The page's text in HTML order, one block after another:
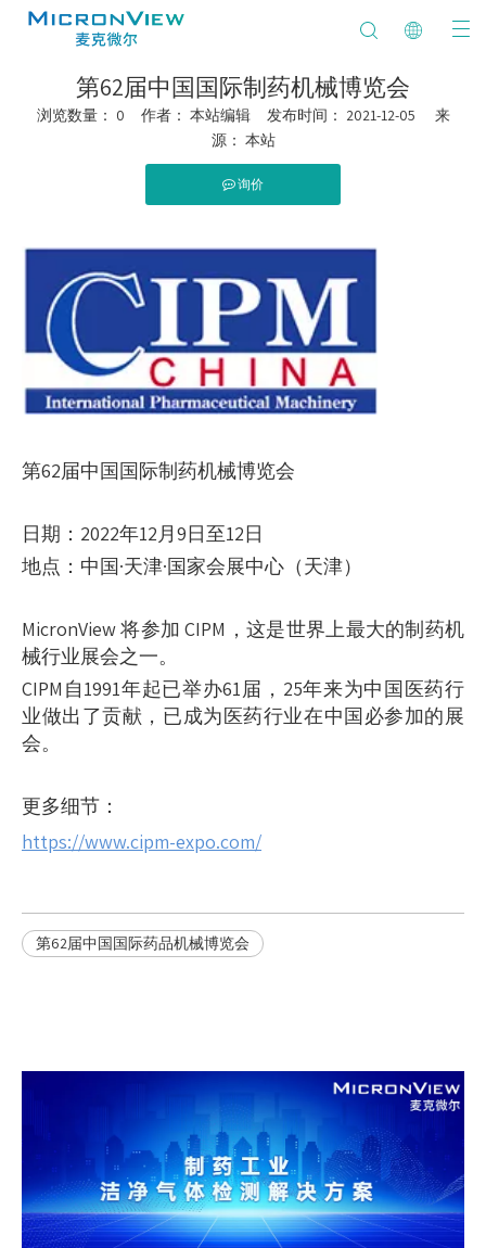
第62届中国国际制药机械博览会
浏览数量： 0 作者： 本站编辑 发布时间： 2021-12-05 来
源： 本站
询价
第62届中国国际制药机械博览会
日期：2022年12月9日至12日
地点：中国·天津·国家会展中心（天津）
MicronView 将参加 CIPM，这是世界上最大的制药机
械行业展会之一。
CIPM自1991年起已举办61届，25年来为中国医药行
业做出了贡献，已成为医药行业在中国必参加的展
会。
更多细节：
https://www.cipm-expo.com/
第62届中国国际药品机械博览会